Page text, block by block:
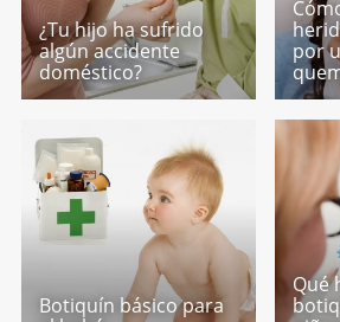
¿Tu hijo ha sufrido
algún accidente
doméstico?
por
Botiquín básico para
Qué